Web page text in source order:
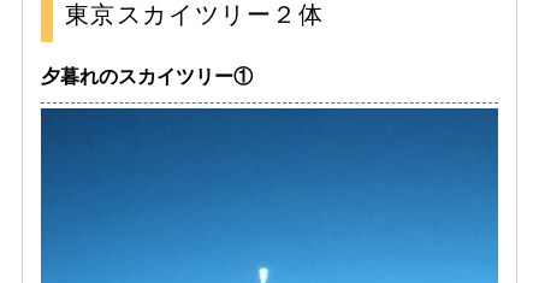
東京スカイツリー２体
夕暮れのスカイツリー①